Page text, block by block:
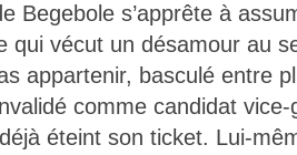
Begebole s’apprête à
qui vécut un désamour au
appartenir, basculé entre
comme candidat
éteint son ticket. Lui-